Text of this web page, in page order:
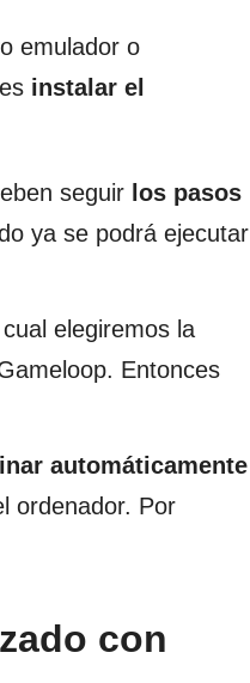
emulador o
instalar el
seguir los pasos
ya se podrá ejecutar
elegiremos la
Entonces
automáticamente
ordenador. Por
con